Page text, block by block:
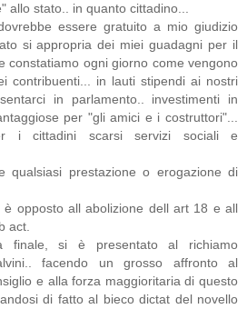
allo stato.. in quanto cittadino...
essere gratuito a mio giudizio
si appropria dei miei guadagni per il
constatiamo ogni giorno come vengono
contribuenti... in lauti stipendi ai nostri
in parlamento.. investimenti in
per "gli amici e i costruttori"...
i cittadini scarsi servizi sociali e
qualsiasi prestazione o erogazione di
è opposto all abolizione dell art 18 e all
act.
finale, si è presentato al richiamo
facendo un grosso affronto al
e alla forza maggioritaria di questo
di fatto al bieco dictat del novello